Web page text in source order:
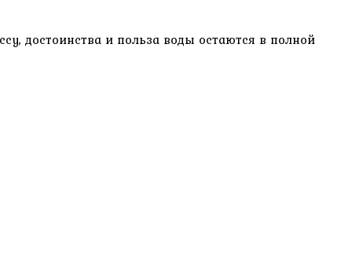
достоинства и польза воды остаются в полной